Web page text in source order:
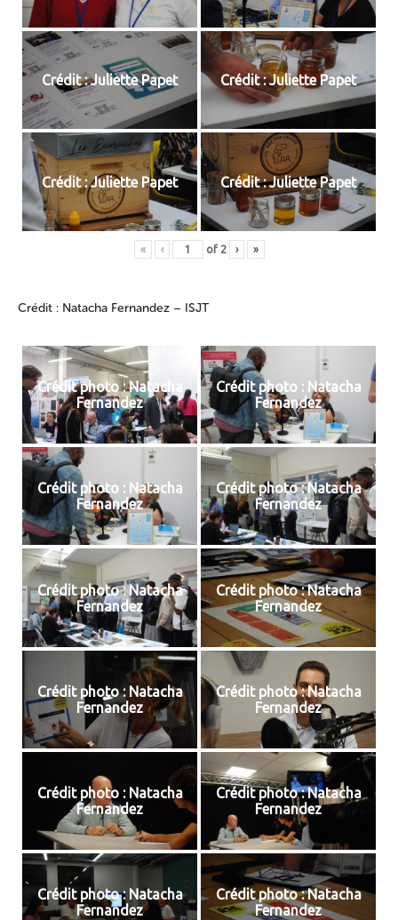
Crédit : Juliette Papet Crédit : Juliette Papet
Crédit : Juliette Papet Crédit : Juliette Papet
« ‹ of 2 › »
Crédit : Natacha Fernandez – ISJT
Crédit photo : Natacha
Fernandez
Crédit photo : Natacha
Fernandez
Crédit photo : Natacha
Fernandez
Crédit photo : Natacha
Fernandez
Crédit photo : Natacha
Fernandez
Crédit photo : Natacha
Fernandez
Crédit photo : Natacha
Fernandez
Crédit photo : Natacha
Fernandez
Crédit photo : Natacha
Fernandez
Crédit photo : Natacha
Fernandez
Crédit photo : Natacha
Fernandez
Crédit photo : Natacha
Fernandez